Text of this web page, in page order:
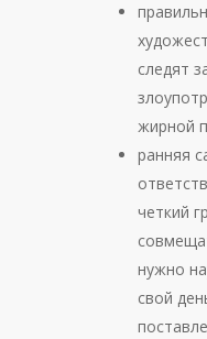
следят
жирной
ранняя
четкий
нужно
свой